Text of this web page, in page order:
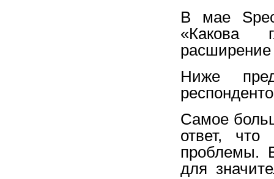
В мае
«Какова
расширение
Ниже
Самое
ответ,
проблемы.
для